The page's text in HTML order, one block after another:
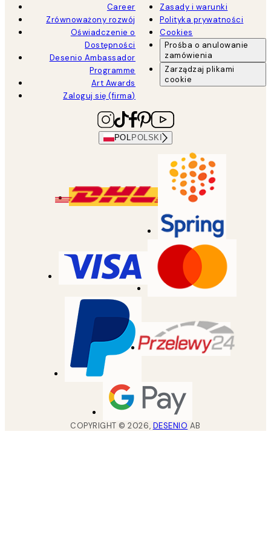
Career
Zrównoważony rozwój
Oświadczenie o
Dostępności
Desenio Ambassador
Programme
Art Awards
Zaloguj się (firma)
Zasady i warunki
Polityka prywatności
Cookies
Prośba o anulowanie
zamówienia
Zarządzaj plikami
cookie
POL POLSKI
COPYRIGHT ©2026, DESENIO AB